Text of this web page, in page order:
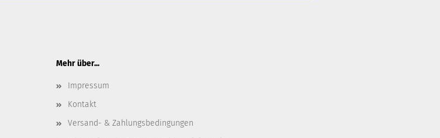
Mehr über...
Impressum
Kontakt
Versand- & Zahlungsbedingungen